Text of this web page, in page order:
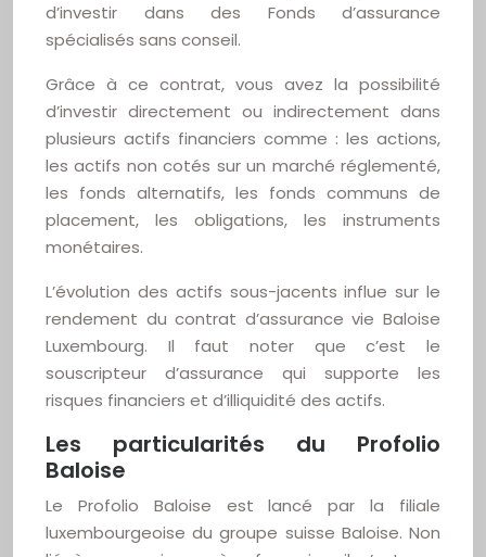
d’investir dans des Fonds d’assurance
spécialisés sans conseil.
Grâce à ce contrat, vous avez la possibilité
d’investir directement ou indirectement dans
plusieurs actifs financiers comme : les actions,
les actifs non cotés sur un marché réglementé,
les fonds alternatifs, les fonds communs de
placement, les obligations, les instruments
monétaires.
L’évolution des actifs sous-jacents influe sur le
rendement du contrat d’assurance vie Baloise
Luxembourg. Il faut noter que c’est le
souscripteur d’assurance qui supporte les
risques financiers et d’illiquidité des actifs.
Les particularités du Profolio
Baloise
Le Profolio Baloise est lancé par la filiale
luxembourgeoise du groupe suisse Baloise. Non